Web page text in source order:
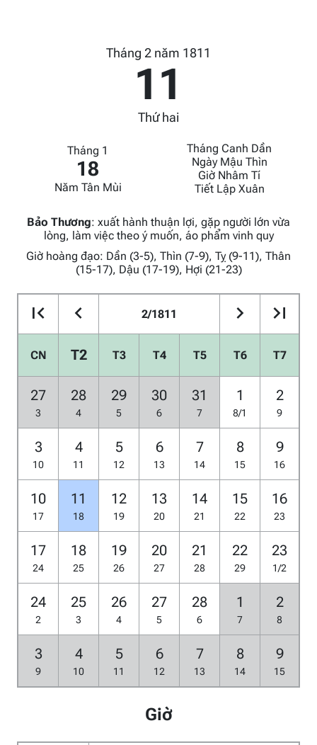
Tháng 2 năm 1811
11
Thứ hai
Tháng 1
18
Năm Tân Mùi
Tháng Canh Dần
Ngày Mậu Thìn
Giờ Nhâm Tí
Tiết Lập Xuân
Bảo Thương: xuất hành thuận lợi, gặp người lớn vừa
lòng, làm việc theo ý muốn, áo phẩm vinh quy
Giờ hoàng đạo: Dần (3-5), Thìn (7-9), Tỵ (9-11), Thân
(15-17), Dậu (17-19), Hợi (21-23)
2/1811
CN T2 T3 T4 T5 T6 T7
27
3
28
4
29
5
30
6
31
7
1
8/1
2
9
3
10
4
11
5
12
6
13
7
14
8
15
9
16
10
17
11
18
12
19
13
20
14
21
15
22
16
23
17
24
18
25
19
26
20
27
21
28
22
29
23
1/2
24
2
25
3
26
4
27
5
28
6
1
7
2
8
3
9
4
10
5
11
6
12
7
13
8
14
9
15
Giờ